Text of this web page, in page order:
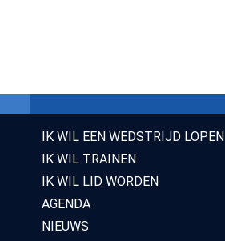
IK WIL EEN WEDSTRIJD LOPEN
IK WIL TRAINEN
IK WIL LID WORDEN
AGENDA
NIEUWS